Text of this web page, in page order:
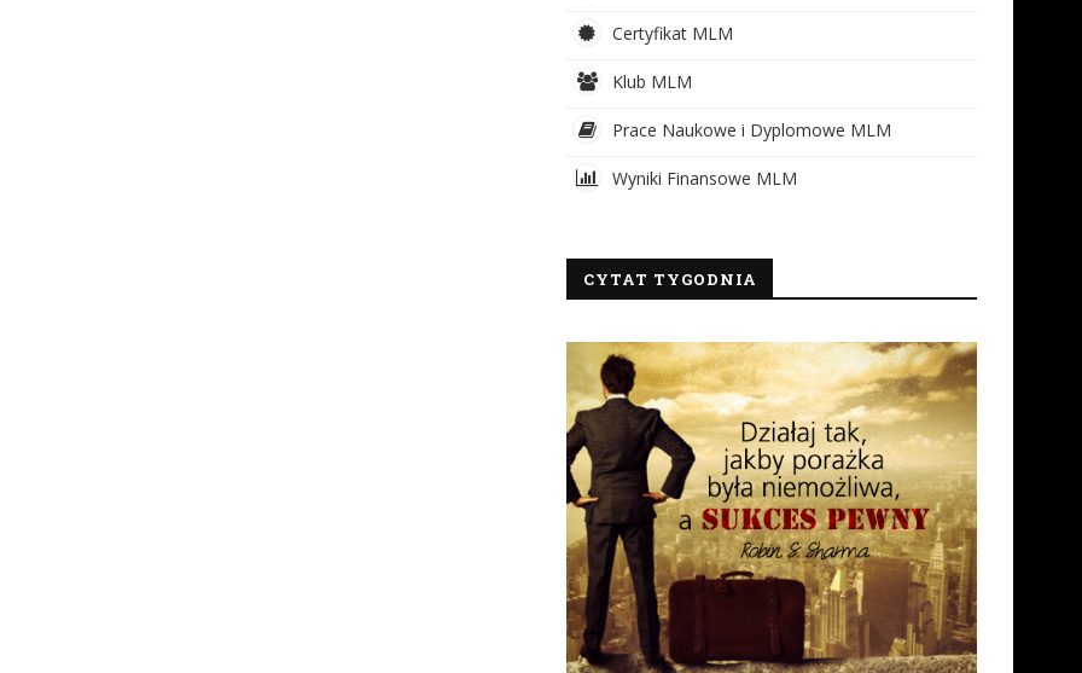
Certyfikat MLM
Klub MLM
Prace Naukowe i Dyplomowe MLM
Wyniki Finansowe MLM
CYTAT TYGODNIA